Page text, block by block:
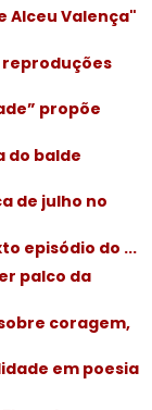
Alceu Valença"
reproduções
propõe
do balde
de julho no
episódio do ...
palco da
coragem,
em poesia